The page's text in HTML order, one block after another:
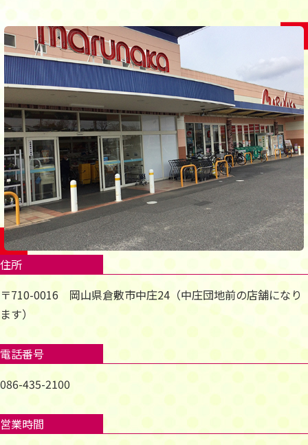
住所
〒710-0016 岡山県倉敷市中庄24（中庄団地前の店舗になり
ます）
電話番号
086-435-2100
営業時間